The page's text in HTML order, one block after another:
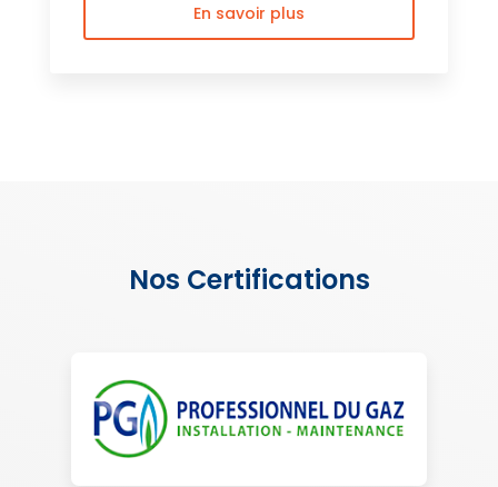
En savoir plus
Nos Certifications